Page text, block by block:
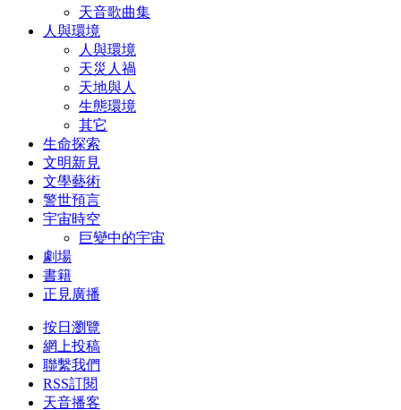
天音歌曲集
人與環境
人與環境
天災人禍
天地與人
生態環境
其它
生命探索
文明新見
文學藝術
警世預言
宇宙時空
巨變中的宇宙
劇場
書籍
正見廣播
按日瀏覽
網上投稿
聯繫我們
RSS訂閱
天音播客